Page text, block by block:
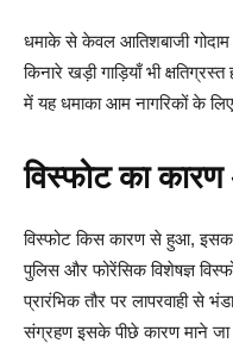
धमाके से केवल आतिशबाजी
किनारे खड़ी गाड़ियाँ भी
में यह धमाका आम नागरिकों के
विस्फोट का कारण
विस्फोट किस कारण से हुआ,
पुलिस और फोरेंसिक विशेषज्ञ
प्रारंभिक तौर पर लापरवाही से
संग्रहण इसके पीछे कारण माने जा